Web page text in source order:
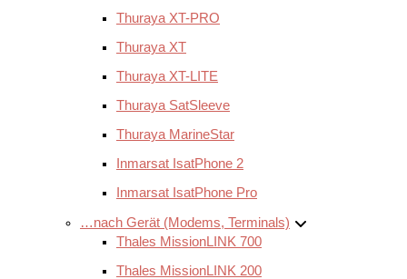
Thuraya XT-PRO
Thuraya XT
Thuraya XT-LITE
Thuraya SatSleeve
Thuraya MarineStar
Inmarsat IsatPhone 2
Inmarsat IsatPhone Pro
…nach Gerät (Modems, Terminals)
Thales MissionLINK 700
Thales MissionLINK 200